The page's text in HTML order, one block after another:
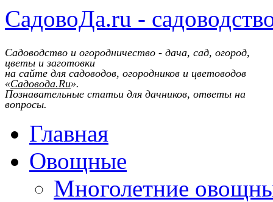
СадовоДа.ru -
Садоводство и огородничество - дача, сад, огород,
цветы и заготовки
на сайте для садоводов, огородников и цветоводов
«Садовода.Ru».
Познавательные статьи для дачников, ответы на
вопросы.
Главная
Овощные
Многолетние